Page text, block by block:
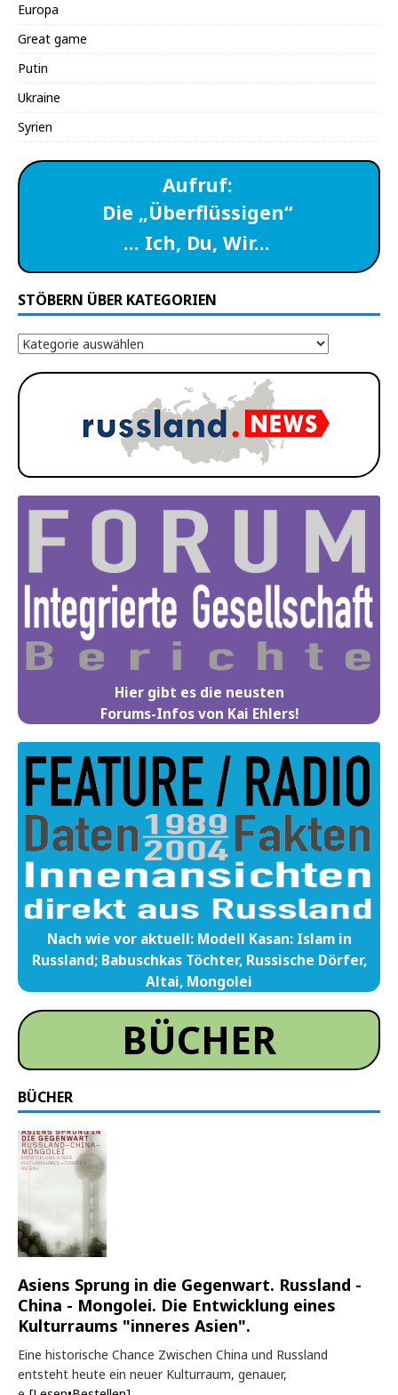
Europa
Great game
Putin
Ukraine
Syrien
Aufruf:
Die „Überflüssigen“
… Ich, Du, Wir…
STÖBERN ÜBER KATEGORIEN
Hier gibt es die neusten
Forums-Infos von Kai Ehlers!
Nach wie vor aktuell: Modell Kasan: Islam in
Russland; Babuschkas Töchter, Russische Dörfer,
Altai, Mongolei
BÜCHER
BÜCHER
Asiens Sprung in die Gegenwart. Russland -
China - Mongolei. Die Entwicklung eines
Kulturraums "inneres Asien".
Eine historische Chance Zwischen China und Russland
entsteht heute ein neuer Kulturraum, genauer,